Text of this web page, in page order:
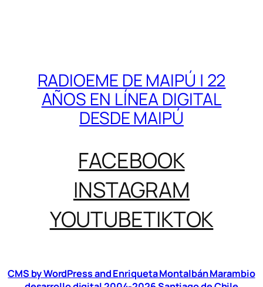
RADIOEME DE MAIPÚ | 22
AÑOS EN LÍNEA DIGITAL
DESDE MAIPÚ
FACEBOOK
INSTAGRAM
YOUTUBETIKTOK
CMS by WordPress and Enriqueta Montalbán Marambio